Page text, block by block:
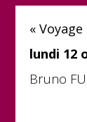
«
lundi 12
Bruno